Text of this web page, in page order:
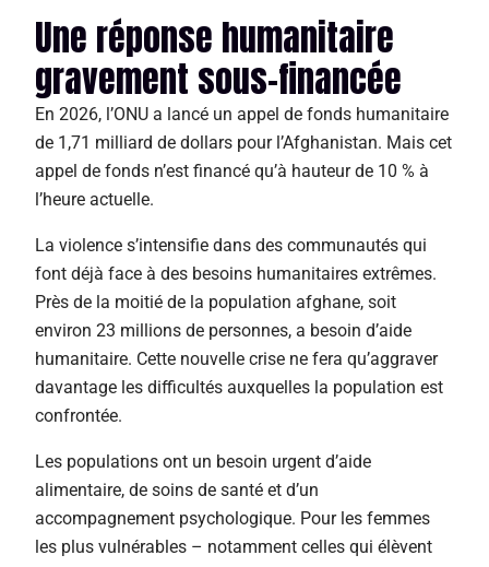
Une réponse humanitaire
gravement sous-financée
En 2026, l’ONU a lancé un appel de fonds humanitaire
de 1,71 milliard de dollars pour l’Afghanistan. Mais cet
appel de fonds n’est financé qu’à hauteur de 10 % à
l’heure actuelle.
La violence s’intensifie dans des communautés qui
font déjà face à des besoins humanitaires extrêmes.
Près de la moitié de la population afghane, soit
environ 23 millions de personnes, a besoin d’aide
humanitaire. Cette nouvelle crise ne fera qu’aggraver
davantage les difficultés auxquelles la population est
confrontée.
Les populations ont un besoin urgent d’aide
alimentaire, de soins de santé et d’un
accompagnement psychologique. Pour les femmes
les plus vulnérables – notamment celles qui élèvent